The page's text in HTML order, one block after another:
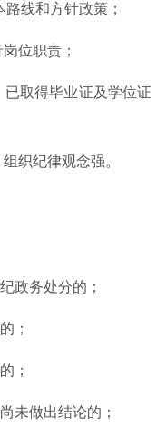
线和方针政策；
位职责；
取得毕业证及学位证
织纪律观念强。
政务处分的；
；
；
未做出结论的；